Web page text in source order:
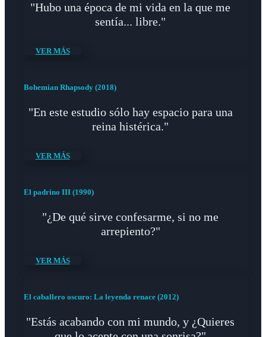
"Hubo una época de mi vida en la que me
sentía... libre."
VER MÁS
Bohemian Rhapsody (2018)
"En este estudio sólo hay espacio para una
reina histérica."
VER MÁS
El padrino III (1990)
"¿De qué sirve confesarme, si no me
arrepiento?"
VER MÁS
El caballero oscuro: La leyenda renace (2012)
"Estás acabando con mi mundo, y ¿Quieres